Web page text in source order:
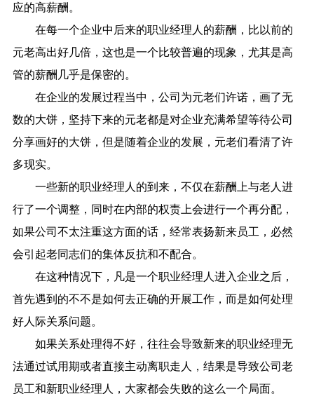
应的高薪酬。
在每一个企业中后来的职业经理人的薪酬，比以前的
元老高出好几倍，这也是一个比较普遍的现象，尤其是高
管的薪酬几乎是保密的。
在企业的发展过程当中，公司为元老们许诺，画了无
数的大饼，坚持下来的元老都是对企业充满希望等待公司
分享画好的大饼，但是随着企业的发展，元老们看清了许
多现实。
一些新的职业经理人的到来，不仅在薪酬上与老人进
行了一个调整，同时在内部的权责上会进行一个再分配，
如果公司不太注重这方面的话，经常表扬新来员工，必然
会引起老同志们的集体反抗和不配合。
在这种情况下，凡是一个职业经理人进入企业之后，
首先遇到的不不是如何去正确的开展工作，而是如何处理
好人际关系问题。
如果关系处理得不好，往往会导致新来的职业经理无
法通过试用期或者直接主动离职走人，结果是导致公司老
员工和新职业经理人，大家都会失败的这么一个局面。